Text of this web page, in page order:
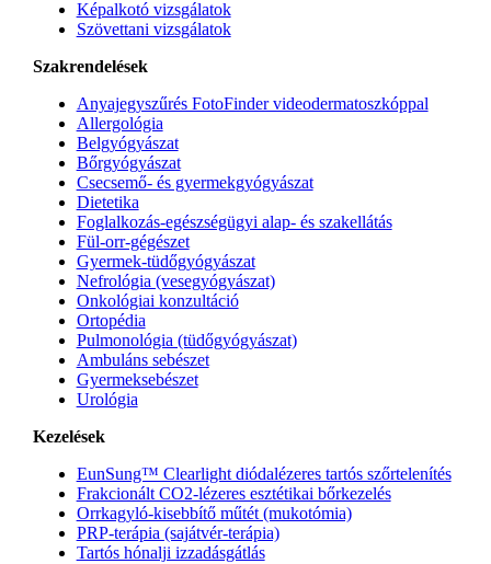
Képalkotó vizsgálatok
Szövettani vizsgálatok
Szakrendelések
Anyajegyszűrés FotoFinder videodermatoszkóppal
Allergológia
Belgyógyászat
Bőrgyógyászat
Csecsemő- és gyermekgyógyászat
Dietetika
Foglalkozás-egészségügyi alap- és szakellátás
Fül-orr-gégészet
Gyermek-tüdőgyógyászat
Nefrológia (vesegyógyászat)
Onkológiai konzultáció
Ortopédia
Pulmonológia (tüdőgyógyászat)
Ambuláns sebészet
Gyermeksebészet
Urológia
Kezelések
EunSung™ Clearlight diódalézeres tartós szőrtelenítés
Frakcionált CO2-lézeres esztétikai bőrkezelés
Orrkagyló-kisebbítő műtét (mukotómia)
PRP-terápia (sajátvér-terápia)
Tartós hónalji izzadásgátlás